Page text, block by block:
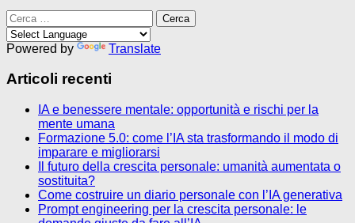
Ricerca
per:
Powered by
Translate
Articoli recenti
IA e benessere mentale: opportunità e rischi per la
mente umana
Formazione 5.0: come l’IA sta trasformando il modo di
imparare e migliorarsi
Il futuro della crescita personale: umanità aumentata o
sostituita?
Come costruire un diario personale con l’IA generativa
Prompt engineering per la crescita personale: le